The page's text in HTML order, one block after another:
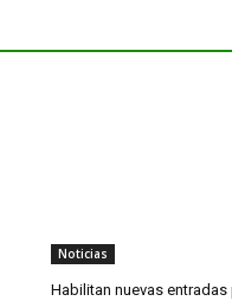
Noticias
Habilitan nuevas entradas